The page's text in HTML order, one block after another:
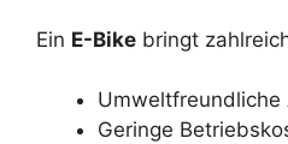
Ein E-Bike bringt
Geringe